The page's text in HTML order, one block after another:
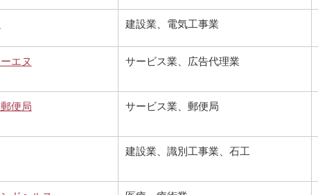
建設業、電気工事業
エヌ サービス業、広告代理業
便局 サービス業、郵便局
建設業、識別工事業、石工